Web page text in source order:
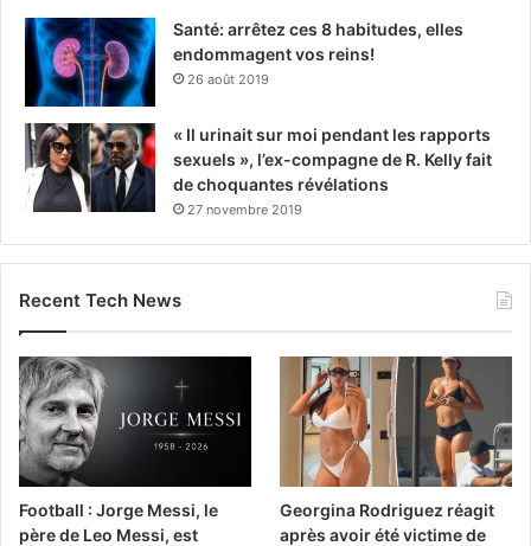
Santé: arrêtez ces 8 habitudes, elles
endommagent vos reins!
26 août 2019
« Il urinait sur moi pendant les rapports
sexuels », l’ex-compagne de R. Kelly fait
de choquantes révélations
27 novembre 2019
Recent Tech News
Football : Jorge Messi, le
père de Leo Messi, est
Georgina Rodriguez réagit
après avoir été victime de